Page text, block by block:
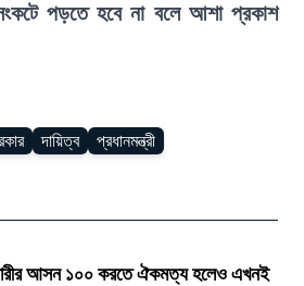
পড়তে হবে না বলে আশা প্রকাশ
দায়িত্ব প্রধানমন্ত্রী
আসন ১০০ করতে ঐকমত্য হলেও এখনই